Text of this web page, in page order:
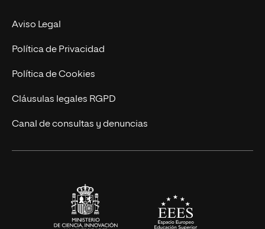
Experto Universitario
Postgrados
Cursos Universitarios
Nuestro Equipo
Trabaja en UNIR
Actualidad
UNIR Revista
Eventos
Aviso Legal
Política de Privacidad
Política de Cookies
Cláusulas legales RGPD
Canal de consultas y denuncias